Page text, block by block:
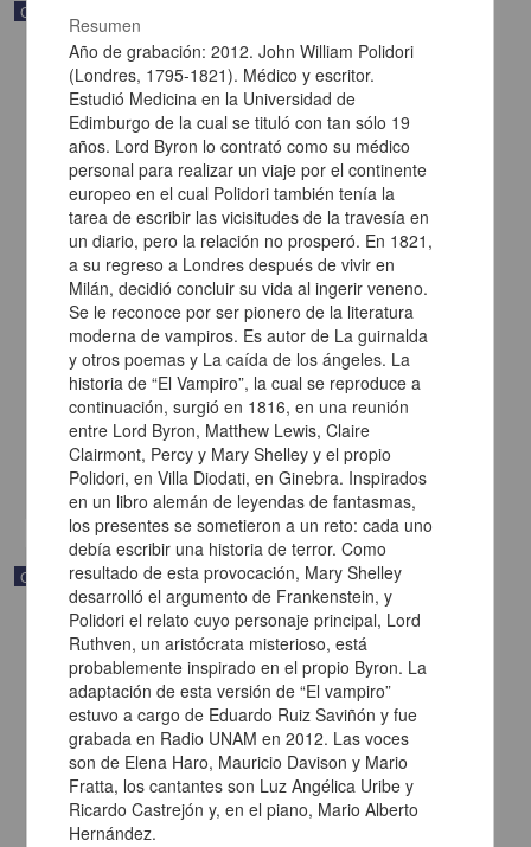
Correspondencia postal
Carta de Francisco Martínez Baca a Francisco I. Madero
felicitándolo por el triunfo de la causa
Martínez Baca, Francisco
[sin fecha]
Multidisciplina
Correspondencia postal
Resumen
Año de grabación: 2012. John William Polidori
(Londres, 1795-1821). Médico y escritor.
Estudió Medicina en la Universidad de
Edimburgo de la cual se tituló con tan sólo 19
años. Lord Byron lo contrató como su médico
personal para realizar un viaje por el continente
europeo en el cual Polidori también tenía la
tarea de escribir las vicisitudes de la travesía en
un diario, pero la relación no prosperó. En 1821,
a su regreso a Londres después de vivir en
Milán, decidió concluir su vida al ingerir veneno.
Se le reconoce por ser pionero de la literatura
moderna de vampiros. Es autor de La guirnalda
y otros poemas y La caída de los ángeles. La
historia de “El Vampiro”, la cual se reproduce a
continuación, surgió en 1816, en una reunión
entre Lord Byron, Matthew Lewis, Claire
Clairmont, Percy y Mary Shelley y el propio
Polidori, en Villa Diodati, en Ginebra. Inspirados
en un libro alemán de leyendas de fantasmas,
los presentes se sometieron a un reto: cada uno
debía escribir una historia de terror. Como
resultado de esta provocación, Mary Shelley
desarrolló el argumento de Frankenstein, y
Polidori el relato cuyo personaje principal, Lord
Ruthven, un aristócrata misterioso, está
probablemente inspirado en el propio Byron. La
adaptación de esta versión de “El vampiro”
estuvo a cargo de Eduardo Ruiz Saviñón y fue
grabada en Radio UNAM en 2012. Las voces
son de Elena Haro, Mauricio Davison y Mario
Fratta, los cantantes son Luz Angélica Uribe y
Ricardo Castrejón y, en el piano, Mario Alberto
Hernández.